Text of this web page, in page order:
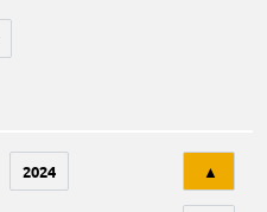
2024 ▲